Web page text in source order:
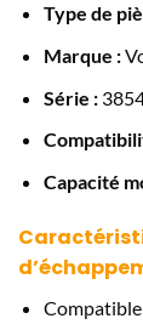
Type de
Marque :
Série :
Capacité
Compatible